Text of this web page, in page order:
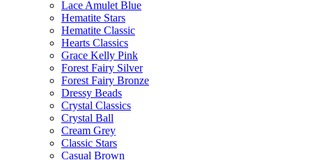
Lace Amulet Blue
Hematite Stars
Hematite Classic
Hearts Classics
Grace Kelly Pink
Forest Fairy Silver
Forest Fairy Bronze
Dressy Beads
Crystal Classics
Crystal Ball
Cream Grey
Classic Stars
Casual Brown